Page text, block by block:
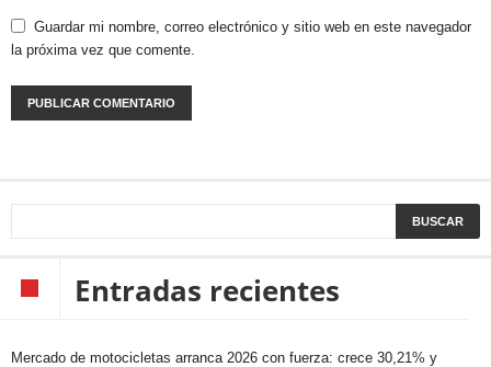
Guardar mi nombre, correo electrónico y sitio web en este navegador
la próxima vez que comente.
Entradas recientes
Mercado de motocicletas arranca 2026 con fuerza: crece 30,21% y